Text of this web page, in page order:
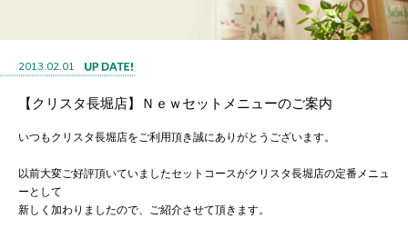
2013.02.01
【クリスタ長堀店】Ｎｅｗセットメニューのご案内
いつもクリスタ長堀店をご利用頂き誠にありがとうございます。
以前大変ご好評頂いていましたセットコースがクリスタ長堀店の定番メニュ
ーとして
新しく加わりましたので、ご紹介させて頂きます。